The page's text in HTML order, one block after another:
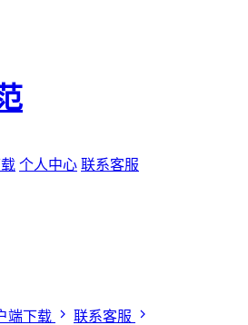
个人中心 联系客服
端下载 联系客服